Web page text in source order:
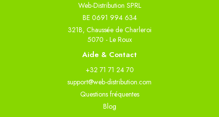
Web-Distribution SPRL
BE 0691 994 634
321B, Chaussée de Charleroi
5070 - Le Roux
Aide & Contact
+32 71 71 24 70
support@web-distribution.com
Questions fréquentes
Blog